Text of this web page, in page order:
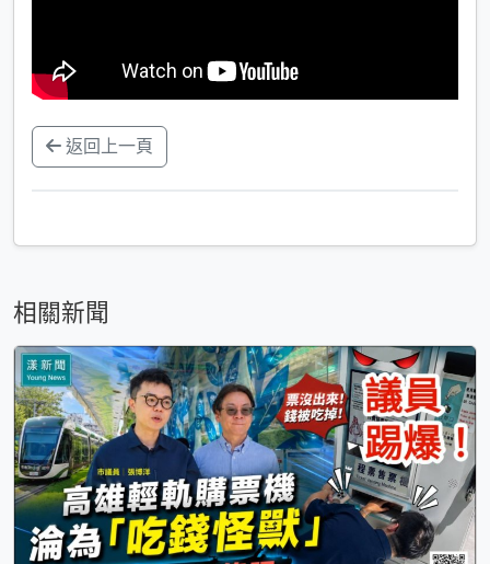
返回上一頁
相關新聞